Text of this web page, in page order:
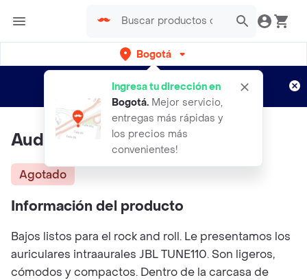
Bogotá
Ingresa tu dirección en
Bogotá. Mejor servicio,
entregas más rápidas y
los precios más
convenientes!
envíos gratis por semanas
Aplican TyC
Audifono Jbl Tune T110 Blanco
Agotado
Información del producto
Bajos listos para el rock and roll. Le presentamos los
auriculares intraaurales JBL TUNE110. Son ligeros,
cómodos y compactos. Dentro de la carcasa de